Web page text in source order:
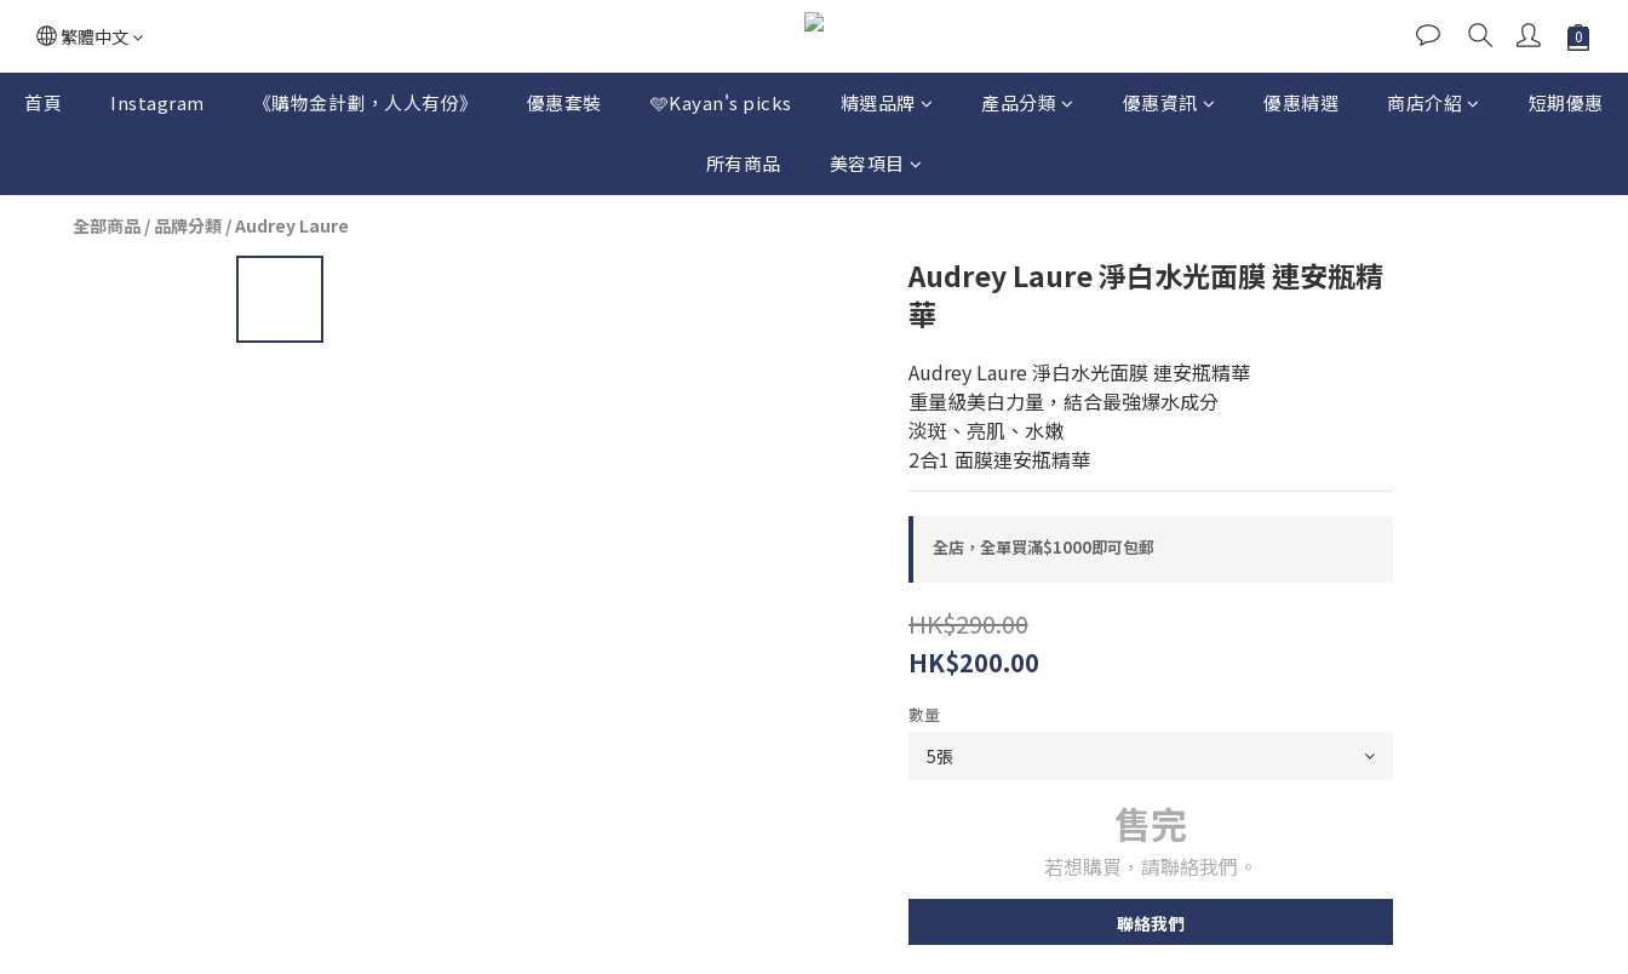
繁體中文
首頁 Instagram 《購物金計劃，人人有份》 優惠套裝 🩵Kayan's picks 精選品牌 產品分類 優惠資訊 優惠精選 商店介紹 短期優惠
所有商品 美容項目
全部商品 / 品牌分類 /Audrey Laure
Audrey Laure 淨白水光面膜 連安瓶精
華
Audrey Laure 淨白水光面膜 連安瓶精華
重量級美白力量，結合最強爆水成分
淡斑、亮肌、水嫩
2合1 面膜連安瓶精華
全店，全單買滿$1000即可包郵
HK$290.00
HK$200.00
數量
售完
若想購買，請聯絡我們。
聯絡我們